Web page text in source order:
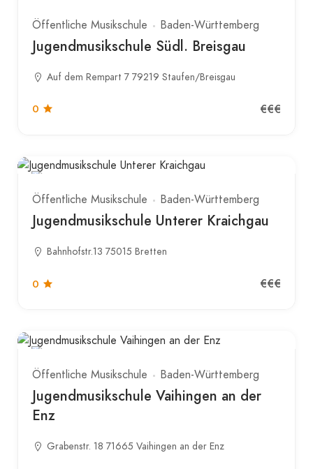
Öffentliche Musikschule Baden-Württemberg
Jugendmusikschule Südl. Breisgau
Auf dem Rempart 7 79219 Staufen/Breisgau
0 €€€
Öffentliche Musikschule Baden-Württemberg
Jugendmusikschule Unterer Kraichgau
Bahnhofstr.13 75015 Bretten
0 €€€
Öffentliche Musikschule Baden-Württemberg
Jugendmusikschule Vaihingen an der
Enz
Grabenstr. 18 71665 Vaihingen an der Enz